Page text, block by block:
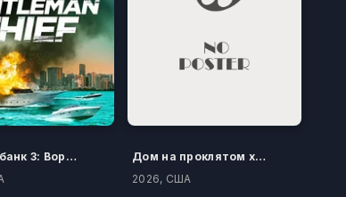
Сорвать банк 3: Вор-джентльмен
Дом на проклятом холме
2026, США